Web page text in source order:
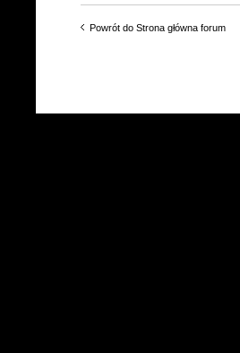
Powrót do Strona główna forum